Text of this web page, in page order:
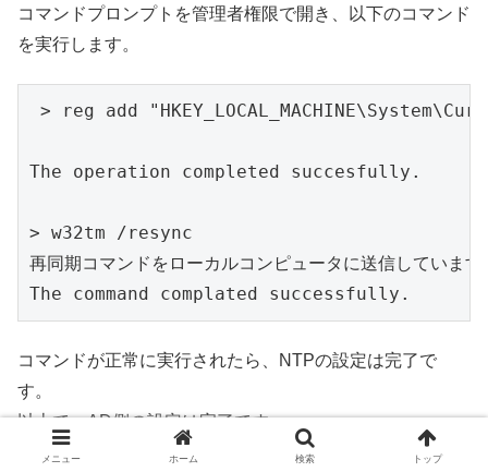
コマンドプロンプトを管理者権限で開き、以下のコマンド
を実行します。
> reg add
The operation completed succesfully.
> w32tm /resync
再同期コマンドをローカルコンピュータに送信しています
The command complated successfully.
コマンドが正常に実行されたら、NTPの設定は完了で
す。
以上で、AD側の設定は完了です。
メニュー ホーム 検索 トップ